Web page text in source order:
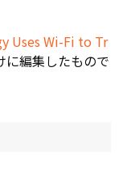
Uses Wi-Fi to Tr
編集したもので